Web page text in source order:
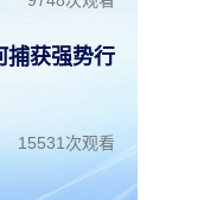
捕获强势行
15531次观看